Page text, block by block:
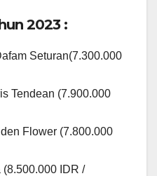
2023 :
Seturan(7.300.000
Tendean (7.900.000
Flower (7.800.000
IDR /